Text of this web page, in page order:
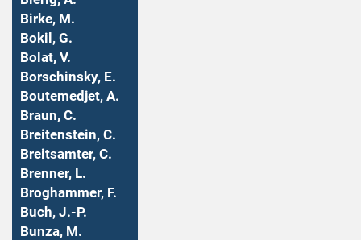
Birke, M.
Bokil, G.
Bolat, V.
Borschinsky, E.
Boutemedjet, A.
Braun, C.
Breitenstein, C.
Breitsamter, C.
Brenner, L.
Broghammer, F.
Buch, J.-P.
Bunza, M.